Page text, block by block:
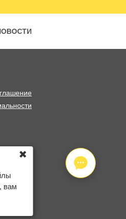
вам
✖